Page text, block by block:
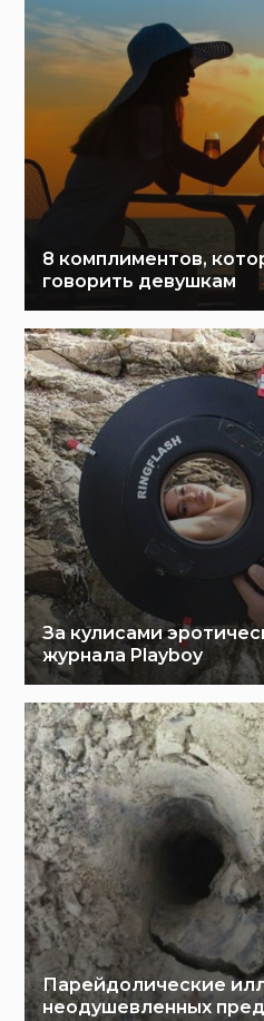
8 комплиментов,
говорить девушкам
За кулисами
журнала Playboy
Парейдолические
неодушевленных